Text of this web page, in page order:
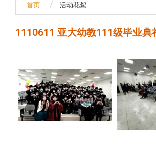
首页 活动花絮
1110611 亚大幼教111级毕业典